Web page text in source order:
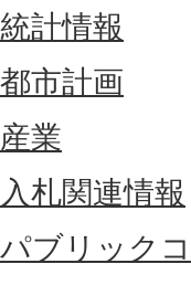
統計情報
都市計画
産業
入札関連情報
パブリック